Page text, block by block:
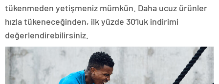
tükenmeden yetişmeniz mümkün. Daha ucuz ürünler
hızla tükeneceğinden, ilk yüzde 30’luk indirimi
değerlendirebilirsiniz.